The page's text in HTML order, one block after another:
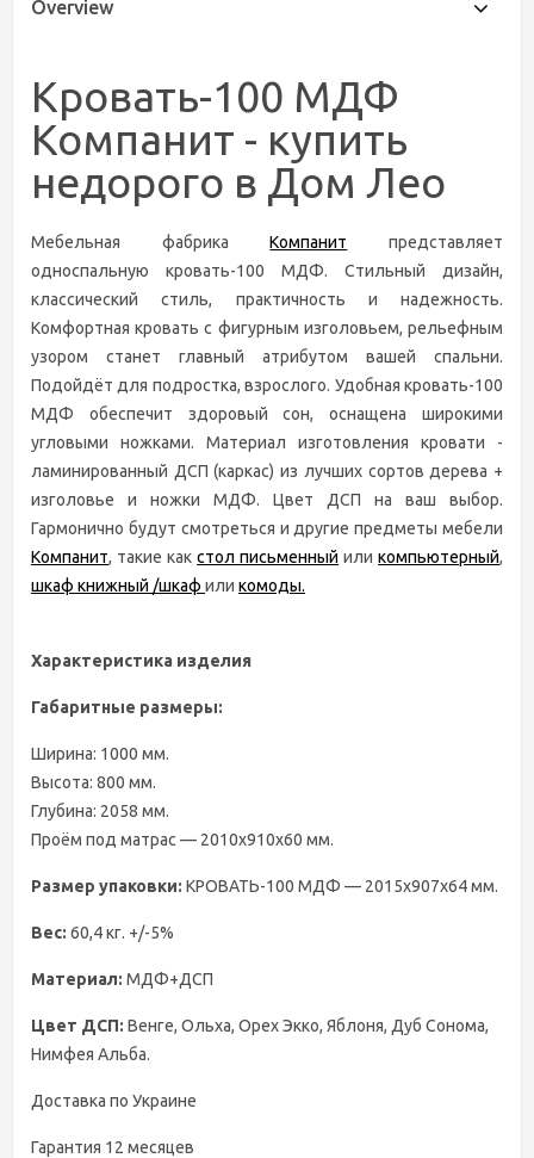
Overview
Кровать-100 МДФ
Компанит - купить
недорого в Дом Лео
Мебельная фабрикаКомпанит представляет
односпальную кровать-100 МДФ. Стильный дизайн,
классический стиль, практичность и надежность.
Комфортная кровать с фигурным изголовьем, рельефным
узором станет главный атрибутом вашей спальни.
Подойдёт для подростка, взрослого. Удобная кровать-100
МДФ обеспечит здоровый сон, оснащена широкими
угловыми ножками. Материал изготовления кровати -
ламинированный ДСП (каркас) из лучших сортов дерева +
изголовье и ножки МДФ. Цвет ДСП на ваш выбор.
Гармонично будут смотреться и другие предметы мебели
Компанит, такие как стол письменный или компьютерный,
шкаф книжный /шкаф или комоды.
Характеристика изделия
Габаритные размеры:
Ширина: 1000 мм.
Высота: 800 мм.
Глубина: 2058 мм.
Проём под матрас — 2010х910х60 мм.
Размер упаковки: КРОВАТЬ-100 МДФ — 2015х907х64 мм.
Вес: 60,4 кг. +/-5%
Материал: МДФ+ДСП
Цвет ДСП: Венге, Ольха, Орех Экко, Яблоня, Дуб Сонома,
Нимфея Альба.
Доставка по Украине
Гарантия 12 месяцев